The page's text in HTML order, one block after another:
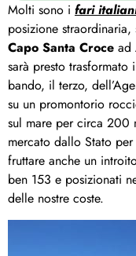
Molti sono i fari
posizione
Capo Santa Croce ad
sarà presto
bando, il terzo,
su un promontorio
sul mare per circa 200
mercato dallo Stato
fruttare anche un
ben 153 e posizionati
delle nostre coste.